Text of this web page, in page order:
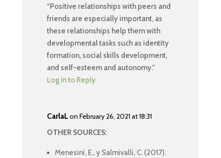
“Positive relationships with peers and
friends are especially important, as
these relationships help them with
developmental tasks such as identity
formation, social skills development,
and self-esteem and autonomy.”
Log in to Reply
CarlaLon February 26, 2021 at 18:31
OTHER SOURCES:
Menesini, E., y Salmivalli, C. (2017).